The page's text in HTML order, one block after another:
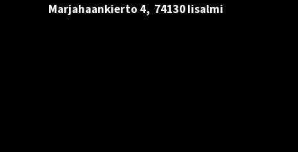
Marjahaankierto 4, 74130 Iisalmi